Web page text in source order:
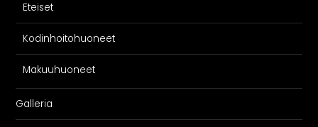
Eteiset
Kodinhoitohuoneet
Makuuhuoneet
Galleria